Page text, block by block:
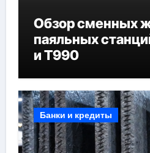
Обзор сменных
паяльных
и T990
Банки и кредиты